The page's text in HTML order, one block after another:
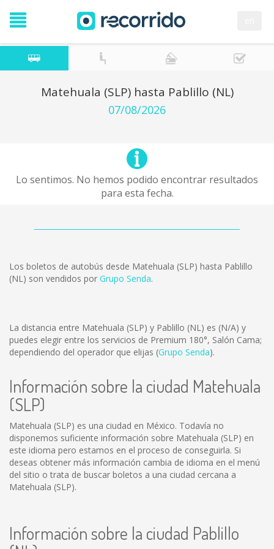
Matehuala (SLP) hasta Pablillo (NL)
07/08/2026
Lo sentimos. No hemos podido encontrar resultados
para esta fecha.
Los boletos de autobús desde Matehuala (SLP) hasta Pablillo
(NL) son vendidos por Grupo Senda.
La distancia entre Matehuala (SLP) y Pablillo (NL) es (N/A) y
puedes elegir entre los servicios de Premium 180°, Salón Cama;
dependiendo del operador que elijas (Grupo Senda).
Información sobre la ciudad Matehuala
(SLP)
Matehuala (SLP) es una ciudad en México. Todavía no
disponemos suficiente información sobre Matehuala (SLP) en
este idioma pero estamos en el proceso de conseguirla. Si
deseas obtener más información cambia de idioma en el menú
del sitio o trata de buscar boletos a una ciudad cercana a
Matehuala (SLP).
Información sobre la ciudad Pablillo